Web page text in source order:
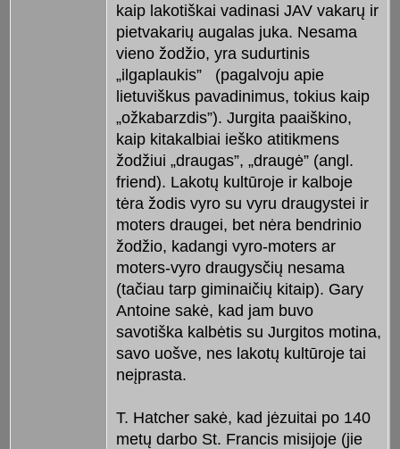
kaip lakotiškai vadinasi JAV vakarų ir
pietvakarių augalas juka. Nesama
vieno žodžio, yra sudurtinis
„ilgaplaukis” (pagalvoju apie
lietuviškus pavadinimus, tokius kaip
„ožkabarzdis”). Jurgita paaiškino,
kaip kitakalbiai ieško atitikmens
žodžiui „draugas”, „draugė” (angl.
friend). Lakotų kultūroje ir kalboje
tėra žodis vyro su vyru draugystei ir
moters draugei, bet nėra bendrinio
žodžio, kadangi vyro-moters ar
moters-vyro draugysčių nesama
(tačiau tarp giminaičių kitaip). Gary
Antoine sakė, kad jam buvo
savotiška kalbėtis su Jurgitos motina,
savo uošve, nes lakotų kultūroje tai
neįprasta.
T. Hatcher sakė, kad jėzuitai po 140
metų darbo St. Francis misijoje (jie